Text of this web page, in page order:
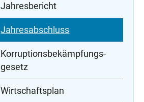
Jahresbericht
Jahresabschluss
Korruptions­bekämpfungs­
gesetz
Wirtschaftsplan